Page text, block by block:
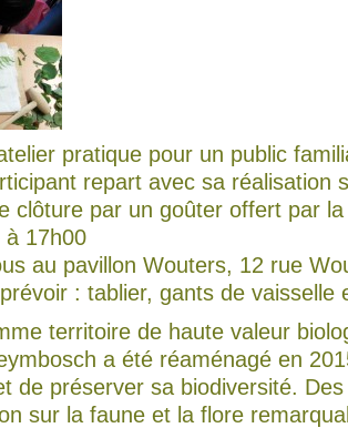
pratique pour un public
repart avec sa réalisation
clôture par un goûter offert par
à 17h00
au pavillon Wouters, 12 rue
: tablier, gants de vaisselle
territoire de haute valeur
a été réaménagé en
de préserver sa biodiversité.
sur la faune et la flore